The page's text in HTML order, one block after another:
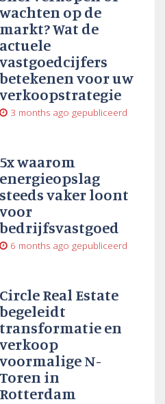
wachten op de
markt? Wat de
actuele
vastgoedcijfers
betekenen voor uw
verkoopstrategie
3 months ago gepubliceerd
5x waarom
energieopslag
steeds vaker loont
voor
bedrijfsvastgoed
6 months ago gepubliceerd
Circle Real Estate
begeleidt
transformatie en
verkoop
voormalige N-
Toren in
Rotterdam